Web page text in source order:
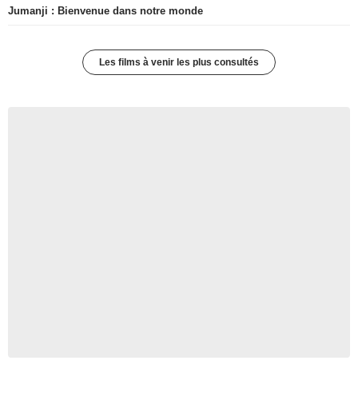
Jumanji : Bienvenue dans notre monde
Les films à venir les plus consultés